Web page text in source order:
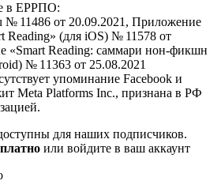
в ЕРРПО:
№ 11486 от 20.09.2021, Приложение
Reading» (для iOS) № 11578 от
«Smart Reading: саммари нон-фикшн
№ 11363 от 25.08.2021
упоминание Facebook и
Meta Platforms Inc., признана в РФ
для наших подписчиков.
или войдите в ваш аккаунт